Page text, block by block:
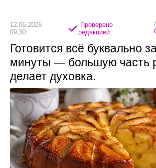
12.05.2026
09:30
Проверено
редакцией
Готовится всё буквально
минуты — большую часть
делает духовка.